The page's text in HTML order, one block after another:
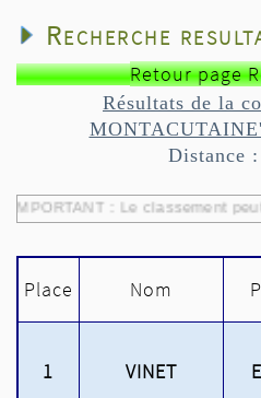
- Les plages Fautaises
- la course des ridins
- Classement du
Running après 8
Recherche
Retour page
Résultats de la
Distance
IMPORTANT : Le classement
Place Nom
1 VINET